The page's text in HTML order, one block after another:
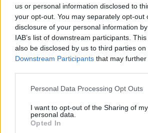
us or personal information disclosed to
your opt-out. You may separately opt-out
disclosure of your personal information
IAB’s list of downstream participants.
also be disclosed by us to third parties on
Downstream Participants that may
Please note that this website/app uses
not limited to your visit or usage
grant or deny consent to Google and its
use your data for below specified
Personal Data Processing Opt Outs
I want to opt-out of the Sharing of my
personal data.
Opted In
proton-setup[.]com e get-proton-
presenza di hash noti associati ai
L’adozione di estensioni di
browser, l’uso di software anti-
e la prudenza nel seguire link
significativamente il rischio di
istanza, mantenere backup e
crittografiche dai sistemi
l’impatto di un furto di credenziali.